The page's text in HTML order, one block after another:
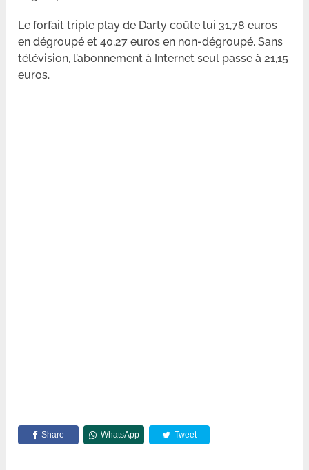
Le forfait triple play de Darty coûte lui 31,78 euros
en dégroupé et 40,27 euros en non-dégroupé. Sans
télévision, l’abonnement à Internet seul passe à 21,15
euros.
Share WhatsApp Tweet